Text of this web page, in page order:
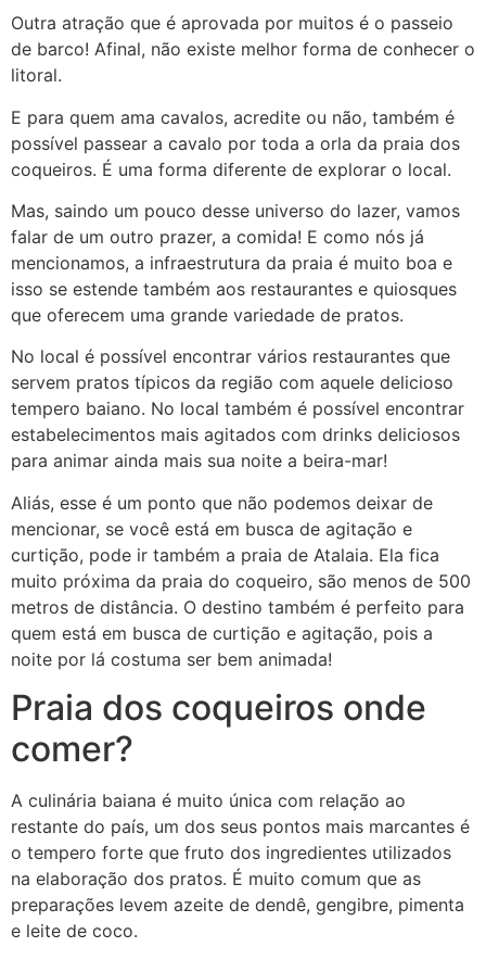
Outra atração que é aprovada por muitos é o passeio
de barco! Afinal, não existe melhor forma de conhecer o
litoral.
E para quem ama cavalos, acredite ou não, também é
possível passear a cavalo por toda a orla da praia dos
coqueiros. É uma forma diferente de explorar o local.
Mas, saindo um pouco desse universo do lazer, vamos
falar de um outro prazer, a comida! E como nós já
mencionamos, a infraestrutura da praia é muito boa e
isso se estende também aos restaurantes e quiosques
que oferecem uma grande variedade de pratos.
No local é possível encontrar vários restaurantes que
servem pratos típicos da região com aquele delicioso
tempero baiano. No local também é possível encontrar
estabelecimentos mais agitados com drinks deliciosos
para animar ainda mais sua noite a beira-mar!
Aliás, esse é um ponto que não podemos deixar de
mencionar, se você está em busca de agitação e
curtição, pode ir também a praia de Atalaia. Ela fica
muito próxima da praia do coqueiro, são menos de 500
metros de distância. O destino também é perfeito para
quem está em busca de curtição e agitação, pois a
noite por lá costuma ser bem animada!
Praia dos coqueiros onde
comer?
A culinária baiana é muito única com relação ao
restante do país, um dos seus pontos mais marcantes é
o tempero forte que fruto dos ingredientes utilizados
na elaboração dos pratos. É muito comum que as
preparações levem azeite de dendê, gengibre, pimenta
e leite de coco.